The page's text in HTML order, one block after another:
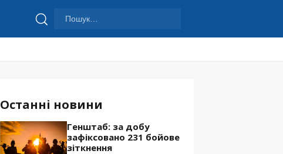
Пошук:
Останні новини
Генштаб: за добу
зафіксовано 231 бойове
зіткнення